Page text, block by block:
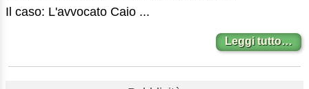
Il caso: L'avvocato Caio ...
Leggi tutto…